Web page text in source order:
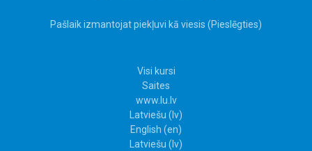
Pašlaik izmantojat piekļuvi kā viesis (Pieslēgties)
Visi kursi
Saites
www.lu.lv
Latviešu ‎(lv)‎
English ‎(en)‎
Latviešu ‎(lv)‎